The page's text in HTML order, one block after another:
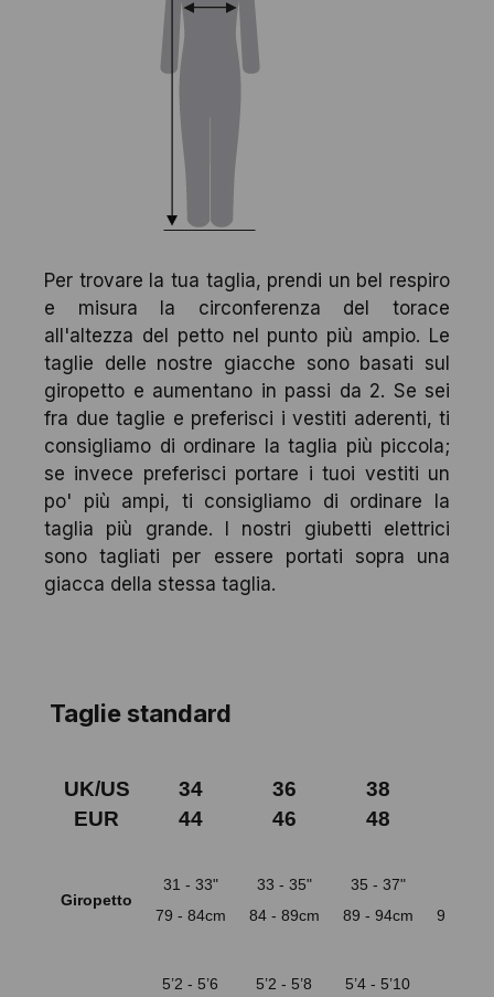
Per trovare la tua taglia, prendi un bel respiro
e misura la circonferenza del torace
all'altezza del petto nel punto più ampio. Le
taglie delle nostre giacche sono basati sul
giropetto e aumentano in passi da 2. Se sei
fra due taglie e preferisci i vestiti aderenti, ti
consigliamo di ordinare la taglia più piccola;
se invece preferisci portare i tuoi vestiti un
po' più ampi, ti consigliamo di ordinare la
taglia più grande. I nostri giubetti elettrici
sono tagliati per essere portati sopra una
giacca della stessa taglia.
Taglie standard
UK/US
EUR
34
44
36
46
38
48
Giropetto
31 - 33"
79 - 84cm
33 - 35"
84 - 89cm
35 - 37"
89 - 94cm
94 -
5’2 - 5’6
5’2 - 5’8
5’4 - 5’10